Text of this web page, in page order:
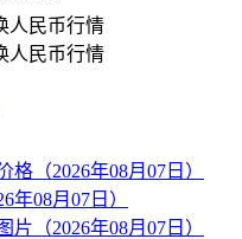
人民币行情
人民币行情
（2026年08月07日）
年08月07日）
（2026年08月07日）